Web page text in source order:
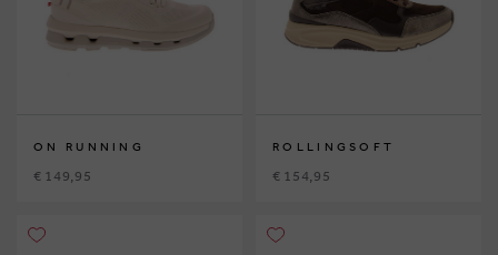
ON RUNNING
€ 149,95
ROLLINGSOFT
€ 154,95